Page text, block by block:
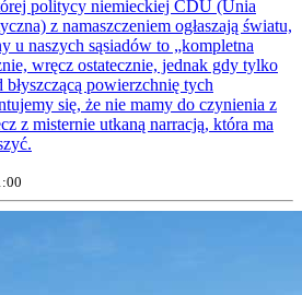
politycy niemieckiej CDU (Unia
z namaszczeniem ogłaszają światu,
u naszych sąsiadów to „kompletna
wręcz ostatecznie, jednak gdy tylko
powierzchnię tych
się, że nie mamy do czynienia z
z misternie utkaną narracją, która ma